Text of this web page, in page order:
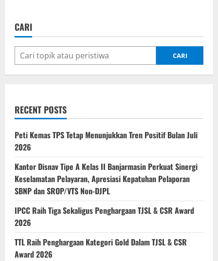
Operasional
Pembaruan
Integrated
Planning
Control
CARI
CARI
RECENT POSTS
Peti Kemas TPS Tetap Menunjukkan Tren Positif Bulan Juli
2026
Kantor Disnav Tipe A Kelas II Banjarmasin Perkuat Sinergi
Keselamatan Pelayaran, Apresiasi Kepatuhan Pelaporan
SBNP dan SROP/VTS Non-DJPL
IPCC Raih Tiga Sekaligus Penghargaan TJSL & CSR Award
2026
TTL Raih Penghargaan Kategori Gold Dalam TJSL & CSR
Award 2026